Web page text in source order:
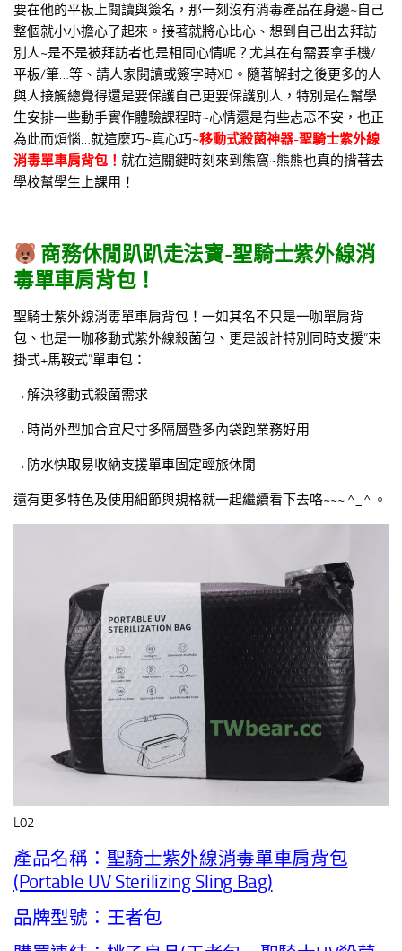
要在他的平板上閱讀與簽名，那一刻沒有消毒產品在身邊~自己
整個就小小擔心了起來。接著就將心比心、想到自己出去拜訪
別人~是不是被拜訪者也是相同心情呢？尤其在有需要拿手機/
平板/筆…等、請人家閱讀或簽字時XD。隨著解封之後更多的人
與人接觸總覺得還是要保護自己更要保護別人，特別是在幫學
生安排一些動手實作體驗課程時~心情還是有些忐忑不安，也正
為此而煩惱…就這麼巧~真心巧~移動式殺菌神器-聖騎士紫外線
消毒單車肩背包！ 就在這關鍵時刻來到熊窩~熊熊也真的揹著去
學校幫學生上課用！
商務休閒趴趴走法寶-聖騎士紫外線消
毒單車肩背包！
聖騎士紫外線消毒單車肩背包！一如其名不只是一咖單肩背
包、也是一咖移動式紫外線殺菌包、更是設計特別同時支援”束
掛式+馬鞍式”單車包：
→解決移動式殺菌需求
→時尚外型加合宜尺寸多隔層暨多內袋跑業務好用
→防水快取易收納支援單車固定輕旅休閒
還有更多特色及使用細節與規格就一起繼續看下去咯~~~ ^_^ 。
L02
產品名稱： 聖騎士紫外線消毒單車肩背包
(Portable UV Sterilizing Sling Bag)
品牌型號：王者包